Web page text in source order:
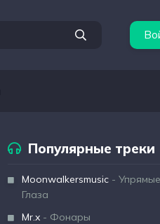
Популярные треки
Moonwalkersmusic - Упрямые
Глаза
Mr.x - Фонары